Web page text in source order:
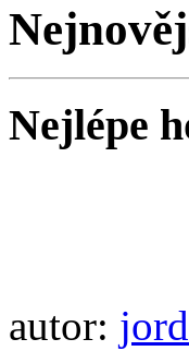
Nejlépe
autor: